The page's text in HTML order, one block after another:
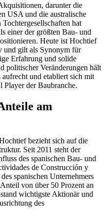
darunter die
USA und die australische
hat
einer der größten Bau- und
Heute ist Hochtief
und gilt als Synonym für
Erfahrung und solide
politischer Veränderungen hält
und etabliert sich mit
der Baubranche.
am
bezieht sich auf die
Seit 2011 steht der
des spanischen Bau- und
de Construcción y
spanischen Unternehmers
von über 50 Prozent an
wichtigste Aktionär und
des